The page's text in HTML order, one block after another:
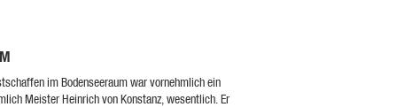
im Bodenseeraum war vornehmlich ein
Meister Heinrich von Konstanz, wesentlich. Er